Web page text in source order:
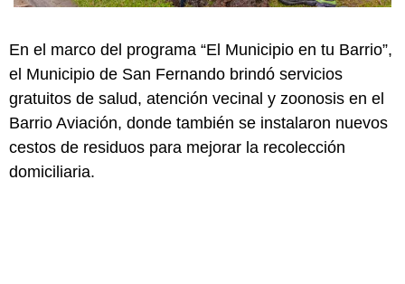
En el marco del programa “El Municipio en tu Barrio”,
el Municipio de San Fernando brindó servicios
gratuitos de salud, atención vecinal y zoonosis en el
Barrio Aviación, donde también se instalaron nuevos
cestos de residuos para mejorar la recolección
domiciliaria.